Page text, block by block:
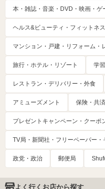
本・雑誌・音楽・DVD・映画・ゲ
ヘルス&ビューティ・フィットネス
マンション・戸建・リフォーム・
旅行・ホテル・リゾート 学
レストラン・デリバリー・外食
アミューズメント 保険・共
プレゼントキャンペーン・クーポ
TV局・新聞社・フリーペーパー・
政党・政治 郵便局
よく行くお店から探す